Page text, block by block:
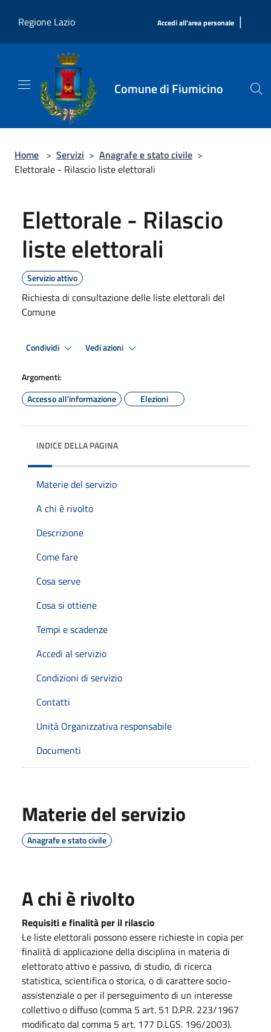
Regione Lazio
Accedi all'area personale |
Comune di Fiumicino
Home > Servizi > Anagrafe e stato civile >
Elettorale - Rilascio liste elettorali
Elettorale - Rilascio
liste elettorali
Servizio attivo
Richiesta di consultazione delle liste elettorali del
Comune
Condividi Vedi azioni
Argomenti:
Accesso all'informazione
Elezioni
INDICE DELLA PAGINA
Materie del servizio
A chi è rivolto
Descrizione
Come fare
Cosa serve
Cosa si ottiene
Tempi e scadenze
Accedi al servizio
Condizioni di servizio
Contatti
Unità Organizzativa responsabile
Documenti
Materie del servizio
Anagrafe e stato civile
A chi è rivolto
Requisiti e finalità per il rilascio
Le liste elettorali possono essere richieste in copia per
finalità di applicazione della disciplina in materia di
elettorato attivo e passivo, di studio, di ricerca
statistica, scientifica o storica, o di carattere socio-
assistenziale o per il perseguimento di un interesse
collettivo o diffuso (comma 5 art. 51 D.P.R. 223/1967
modificato dal comma 5 art. 177 D.LGS. 196/2003).